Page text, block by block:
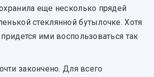
еще несколько прядей
стеклянной бутылочке. Хотя
ими воспользоваться так
закончено. Для всего